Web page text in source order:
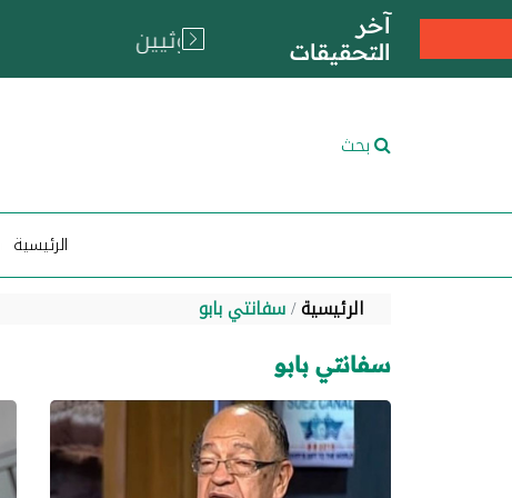
آخر
التحقيقات
بحث
الرئيسية
الرئيسية سفانتي بابو
سفانتي بابو